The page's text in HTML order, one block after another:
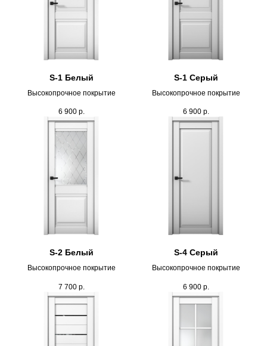
S-1 Белый
Высокопрочное покрытие
6 900 р.
S-1 Серый
Высокопрочное покрытие
6 900 р.
S-2 Белый
Высокопрочное покрытие
7 700 р.
S-4 Серый
Высокопрочное покрытие
6 900 р.